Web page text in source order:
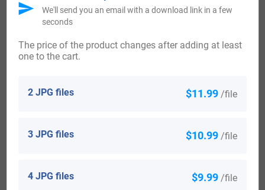
View All
Blazons & Genealogy Notes
3) Arnhem – Écartelé aux 1 et 4 d’argent à l’aigle éployée
2 JPG files $11.99 /file
3 JPG files $10.99 /file
4 JPG files $9.99 /file
The price of the product changes after adding at least
one to the cart.
We'll send you an email with a download link in a few
seconds